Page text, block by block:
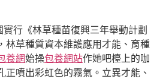
實行《林草種苗復興三年舉動計劃
草種質資本維護應用才能、育種
養網始操包養網站作她吧檯上的咖
正噴出彩虹色的霧氣。立異才能、